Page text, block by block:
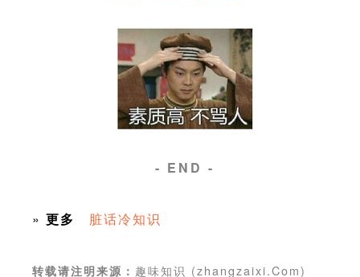
- END -
» 更多 脏话冷知识
转载请注明来源： 趣味知识 (zhangzaixi.Com)